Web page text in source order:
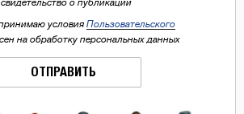
условия Пользовательского
на обработку персональных данных
ОТПРАВИТЬ